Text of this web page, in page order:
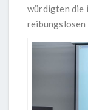
würdigten die
reibungslosen